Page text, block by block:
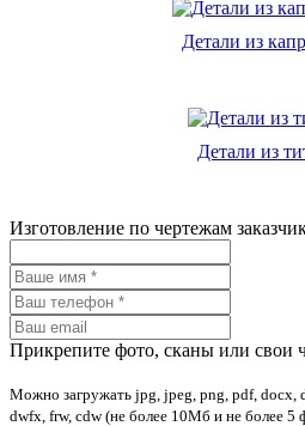
Детали из
Детали из
Изготовление по чертежам
Прикрепите фото, сканы или свои
Можно загружать jpg, jpeg, png, pdf, docx,
dwfx, frw, cdw (не более 10Мб и не более 5